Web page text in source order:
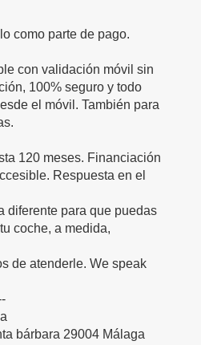
como parte de pago.
con validación móvil sin
100% seguro y todo
el móvil. También para
120 meses. Financiación
Respuesta en el
diferente para que puedas
coche, a medida,
de atenderle. We speak
bárbara 29004 Málaga